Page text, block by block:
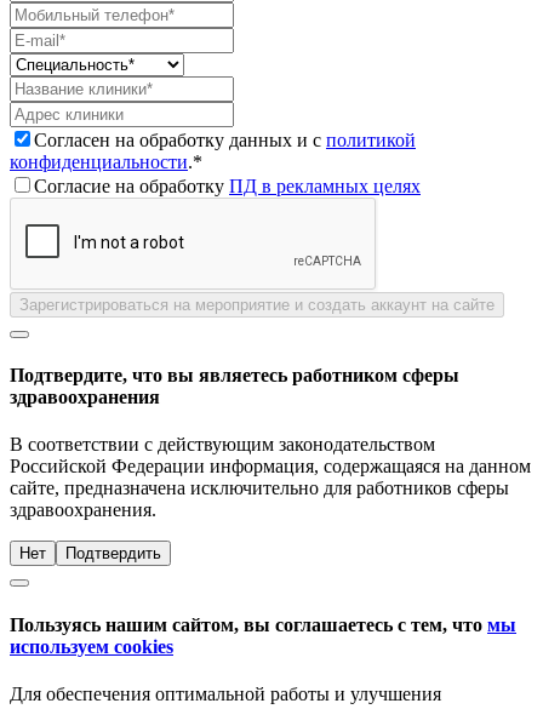
Согласен на обработку данных и с политикой
конфиденциальности.*
Согласие на обработку ПД в рекламных целях
Зарегистрироваться на мероприятие и создать аккаунт на сайте
Подтвердите, что вы являетесь работником сферы
здравоохранения
В соответствии с действующим законодательством
Российской Федерации информация, содержащаяся на данном
сайте, предназначена исключительно для работников сферы
здравоохранения.
Нет Подтвердить
Пользуясь нашим сайтом, вы соглашаетесь с тем, что мы
используем cookies
Для обеспечения оптимальной работы и улучшения